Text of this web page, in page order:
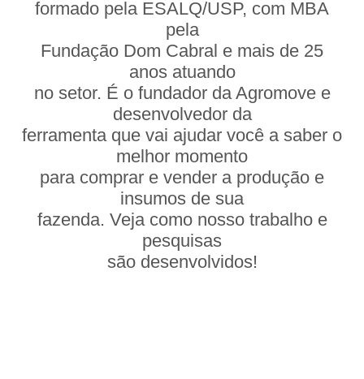
formado pela ESALQ/USP, com MBA
pela
Fundação Dom Cabral e mais de 25
anos atuando
no setor. É o fundador da Agromove e
desenvolvedor da
ferramenta que vai ajudar você a saber o
melhor momento
para comprar e vender a produção e
insumos de sua
fazenda. Veja como nosso trabalho e
pesquisas
são desenvolvidos!